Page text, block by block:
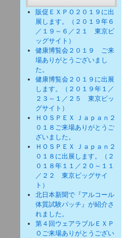
販促ＥＸＰＯ２０１９に出
展します。（２０１９年６
／１９～６／２１ 東京ビ
ッグサイト）
健康博覧会２０１９ ご来
場ありがとうございまし
た。
健康博覧会２０１９に出展
します。（２０１９年１／
２３～１／２５ 東京ビッ
グサイト）
ＨＯＳＰＥＸ Ｊａｐａｎ２
０１８ご来場ありがとうご
ざいました。
ＨＯＳＰＥＸ Ｊａｐａｎ２
０１８に出展します。（２
０１８年１１／２０～１１
／２２ 東京ビッグサイ
ト）
北日本新聞で『アルコール
体質試験パッチ』が紹介さ
れました。
第４回ウェアラブルＥＸＰ
Ｏご来場ありがとうござい